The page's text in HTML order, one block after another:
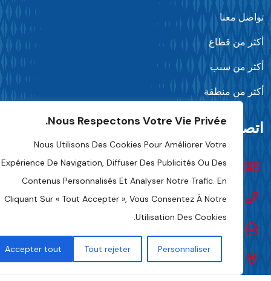
Nous Respectons Votre Vie Privée.
Nous Utilisons Des Cookies Pour Améliorer Votre
Expérience De Navigation, Diffuser Des Publicités Ou Des
Contenus Personnalisés Et Analyser Notre Trafic. En
Cliquant Sur « Tout Accepter », Vous Consentez À Notre
Utilisation Des Cookies.
Personnaliser
Tout rejeter
Accepter tout
معنا
من قطاع
من سبب
من منطقة
بنا
تواصل معنا
+216 70 241 500
Fipa.tunisia@fipa.tn
شارع صلاح الدين العمامي، تونس 1004